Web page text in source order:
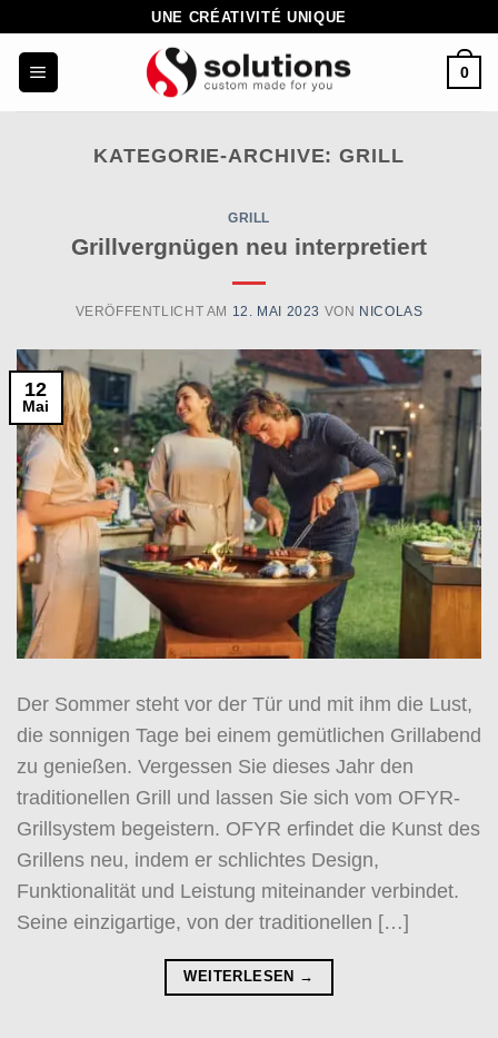
springen
UNE CRÉATIVITÉ UNIQUE
0
KATEGORIE-ARCHIVE:GRILL
GRILL
Grillvergnügen neu interpretiert
VERÖFFENTLICHT AM 12. MAI 2023 VON NICOLAS
12
Mai
Der Sommer steht vor der Tür und mit ihm die Lust,
die sonnigen Tage bei einem gemütlichen Grillabend
zu genießen. Vergessen Sie dieses Jahr den
traditionellen Grill und lassen Sie sich vom OFYR-
Grillsystem begeistern. OFYR erfindet die Kunst des
Grillens neu, indem er schlichtes Design,
Funktionalität und Leistung miteinander verbindet.
Seine einzigartige, von der traditionellen […]
WEITERLESEN →